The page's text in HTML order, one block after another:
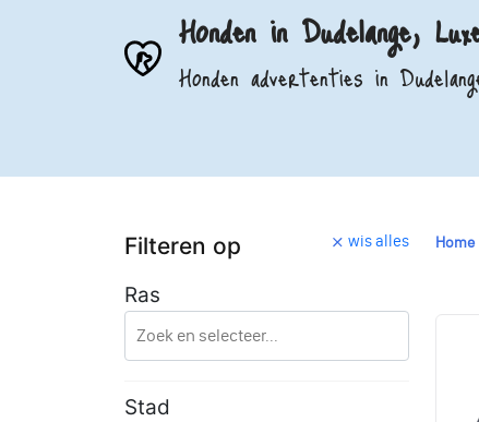
Honden in Dudelange,
Honden advertenties in
Filteren op wis alles
Ras
Stad
Home